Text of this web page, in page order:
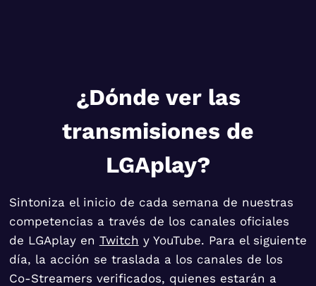
¿Dónde ver las
transmisiones de
LGAplay?
Sintoniza el inicio de cada semana de nuestras
competencias a través de los canales oficiales
de LGAplay en Twitch y YouTube. Para el siguiente
día, la acción se traslada a los canales de los
Co-Streamers verificados, quienes estarán a